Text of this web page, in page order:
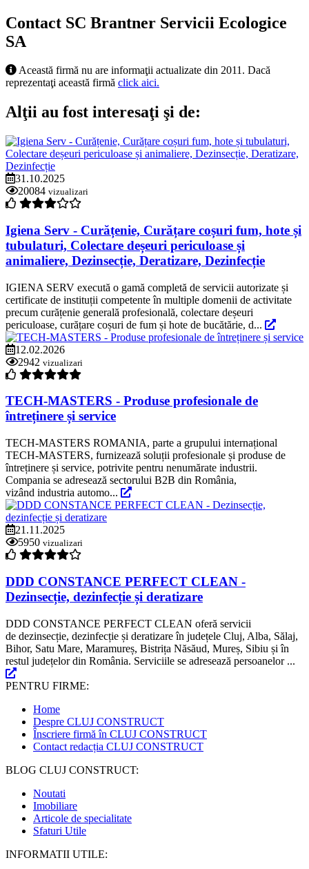
Contact SC Brantner Servicii Ecologice
SA
Această firmă nu are informaţii actualizate din 2011. Dacă
reprezentaţi această firmă click aici.
Alţii au fost interesaţi şi de:
31.10.2025
20084 vizualizari
Igiena Serv - Curățenie, Curățare coșuri fum, hote și
tubulaturi, Colectare deșeuri periculoase și
animaliere, Dezinsecție, Deratizare, Dezinfecție
IGIENA SERV execută o gamă completă de servicii autorizate și
certificate de instituții competente în multiple domenii de activitate
precum curățenie generală profesională, colectare deșeuri
periculoase, curățare coșuri de fum și hote de bucătărie, d...
12.02.2026
2942 vizualizari
TECH-MASTERS - Produse profesionale de
întreținere și service
TECH-MASTERS ROMANIA, parte a grupului internațional
TECH-MASTERS, furnizează soluții profesionale și produse de
întreținere și service, potrivite pentru nenumărate industrii.
Compania se adresează sectorului B2B din România,
vizând industria automo...
21.11.2025
5950 vizualizari
DDD CONSTANCE PERFECT CLEAN -
Dezinsecție, dezinfecție și deratizare
DDD CONSTANCE PERFECT CLEAN oferă servicii
de dezinsecție, dezinfecție și deratizare în județele Cluj, Alba, Sălaj,
Bihor, Satu Mare, Maramureș, Bistrița Năsăud, Mureș, Sibiu și în
restul județelor din România. Serviciile se adresează persoanelor ...
PENTRU FIRME:
Home
Despre CLUJ CONSTRUCT
Înscriere firmă în CLUJ CONSTRUCT
Contact redacția CLUJ CONSTRUCT
BLOG CLUJ CONSTRUCT:
Noutati
Imobiliare
Articole de specialitate
Sfaturi Utile
INFORMATII UTILE: